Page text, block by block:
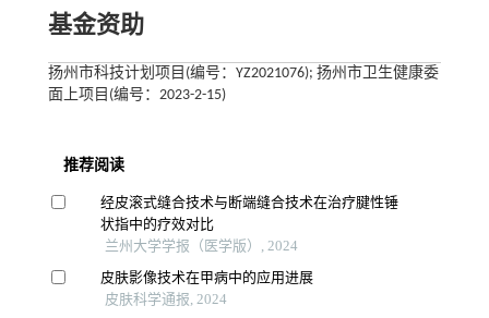
基金资助
扬州市科技计划项目(编号：YZ2021076); 扬州市卫生健康委
面上项目(编号：2023-2-15)